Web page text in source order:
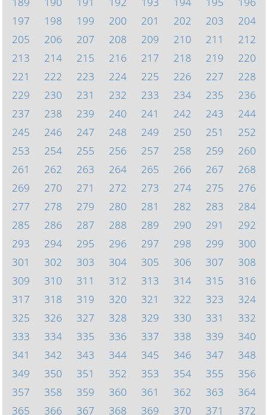
197
198 199 200 201 202 203
204
205
206 207 208 209 210 211
212
213
214 215 216 217 218 219
220
221
222 223 224 225 226 227
228
229
230 231 232 233 234 235
236
237
238 239 240 241 242 243
244
245
246 247 248 249 250 251
252
253
254 255 256 257 258 259
260
261
262 263 264 265 266 267
268
269
270 271 272 273 274 275
276
277
278 279 280 281 282 283
284
285
286 287 288 289 290 291
292
293
294 295 296 297 298 299
300
301
302 303 304 305 306 307
308
309
310 311 312 313 314 315
316
317
318 319 320 321 322 323
324
325
326 327 328 329 330 331
332
333
334 335 336 337 338 339
340
341
342 343 344 345 346 347
348
349
350 351 352 353 354 355
356
357
358 359 360 361 362 363
364
365
366 367 368 369 370 371 372